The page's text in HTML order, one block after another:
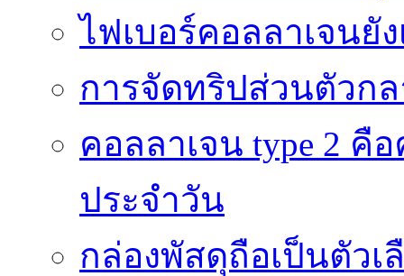
ไฟเบอร์คอลลาเจนยั
การจัดทริปส่วนตัวก
คอลลาเจน type 2
ประจำวัน
กล่องพัสดุถือเป็นตัว